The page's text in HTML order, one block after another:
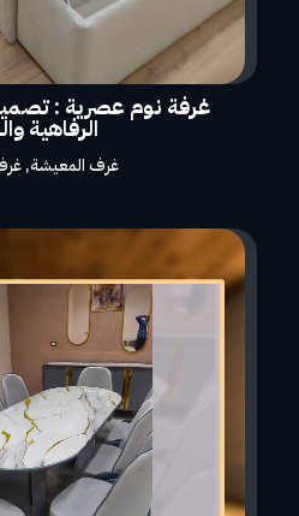
غرفة نوم عصرية :
الرفاهية
غرف المعيشة,